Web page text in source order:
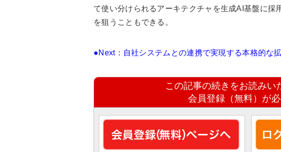
て使い分けられるアーキテクチャを生成AI基盤に採
を狙うこともできる。
●Next：自社システムとの連携で実現する本格的な
この記事の続きをお読みい
会員登録（無料）が